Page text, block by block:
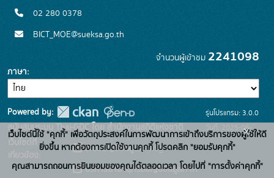
02 280 0378
BICT_MOE@sueksa.go.th
จำนวนผู้เข้าชม 2241098
ภาษา
Powered by:
สนับสนุนระบบ Thai-GDC โดย สำนักงานสถิติแห่งชาติ
เว็บไซต์ที่
เกี่ยวข้อง:
ระบบบัญชีข้อมูลภาครัฐ
บริการนามานุกรมบัญชีข้อมูลภาค
รุ่นโปรแกรม: 3.0.0
วันที่: 2025-06-
26
เว็บไซต์นี้ใช้ "คุกกี้" เพื่อวัตถุประสงค์ในการพัฒนาการเข้าถึงบริการของผู้ใช้ให้ดี
ยิ่งขึ้น หากต้องการเปิดใช้งานคุกกี้ โปรดคลิก "ยอมรับคุกกี้"
คุณสามารถถอนการยินยอมของคุณได้ตลอดเวลา โดยไปที่ "การตั้งค่าคุกกี้"
x